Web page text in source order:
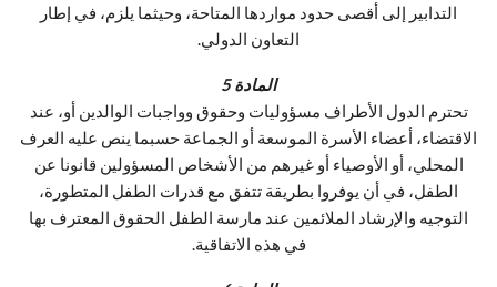
التدابير إلى أقصى حدود مواردها المتاحة، وحيثما يلزم، في إطار
التعاون الدولي.
المادة 5
تحترم الدول الأطراف مسؤوليات وحقوق وواجبات الوالدين أو، عند
الاقتضاء، أعضاء الأسرة الموسعة أو الجماعة حسبما ينص عليه العرف
المحلي، أو الأوصياء أو غيرهم من الأشخاص المسؤولين قانونا عن
الطفل، في أن يوفروا بطريقة تتفق مع قدرات الطفل المتطورة،
التوجيه والإرشاد الملائمين عند مارسة الطفل الحقوق المعترف بها
في هذه الاتفاقية.